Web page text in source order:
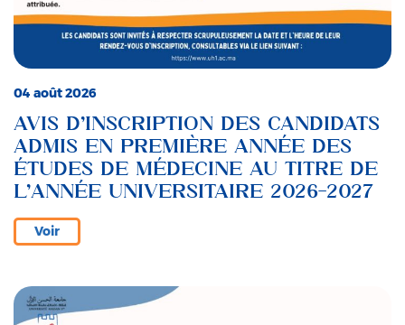
04 août 2026
AVIS D’INSCRIPTION DES CANDIDATS
ADMIS EN PREMIÈRE ANNÉE DES
ÉTUDES DE MÉDECINE AU TITRE DE
L’ANNÉE UNIVERSITAIRE 2026-2027
Voir